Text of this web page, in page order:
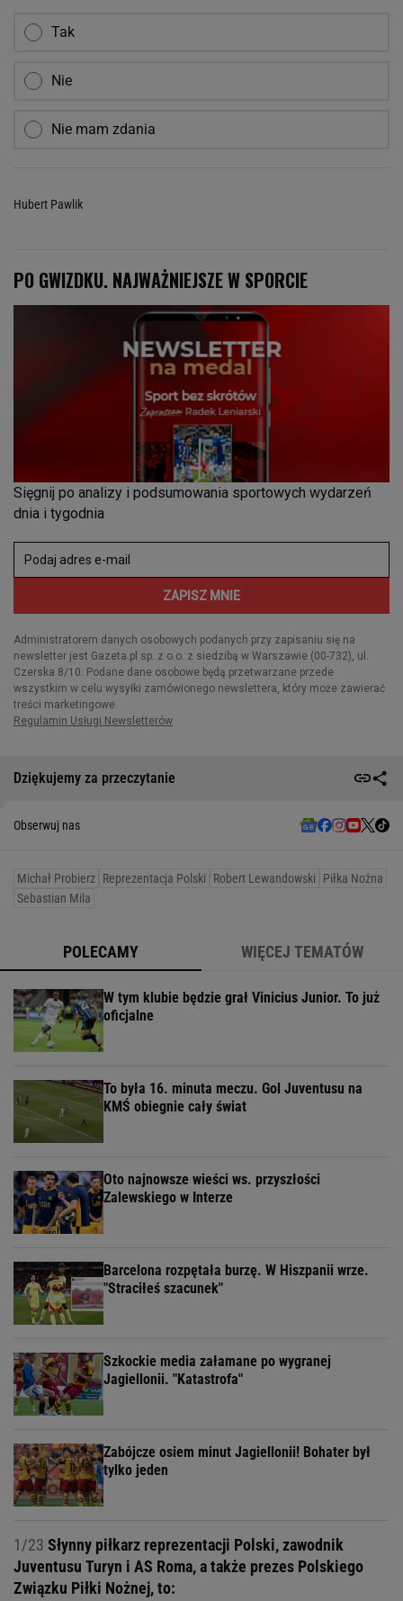
Tak
Nie
Nie mam zdania
Hubert Pawlik
Dziękujemy za przeczytanie
Obserwuj nas
Michał Probierz Reprezentacja Polski Robert Lewandowski
Piłka Nożna
Sebastian Mila
POLECAMY WIĘCEJ TEMATÓW
W tym klubie będzie grał Vinicius Junior. To już
oficjalne
To była 16. minuta meczu. Gol Juventusu na
KMŚ obiegnie cały świat
Oto najnowsze wieści ws. przyszłości
Zalewskiego w Interze
Barcelona rozpętała burzę. W Hiszpanii wrze.
"Straciłeś szacunek"
Szkockie media załamane po wygranej
Jagiellonii. "Katastrofa"
Zabójcze osiem minut Jagiellonii! Bohater był
tylko jeden
1/23 Słynny piłkarz reprezentacji Polski, zawodnik
Juventusu Turyn i AS Roma, a także prezes Polskiego
Związku Piłki Nożnej, to: